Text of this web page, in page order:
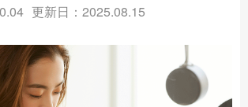
更新日：2025.08.15